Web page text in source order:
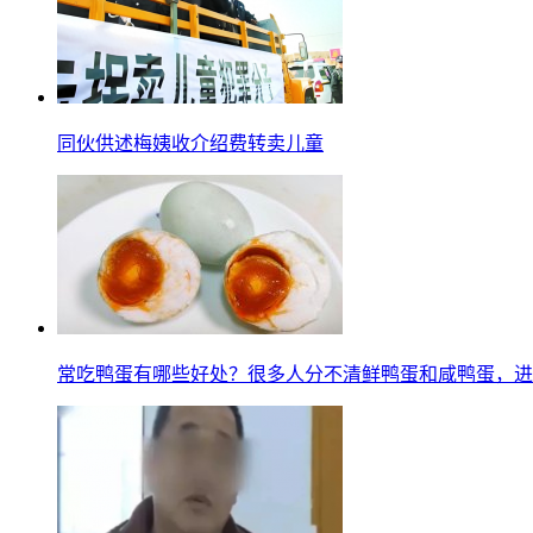
同伙供述梅姨收介绍费转卖儿童
常吃鸭蛋有哪些好处？很多人分不清鲜鸭蛋和咸鸭蛋，